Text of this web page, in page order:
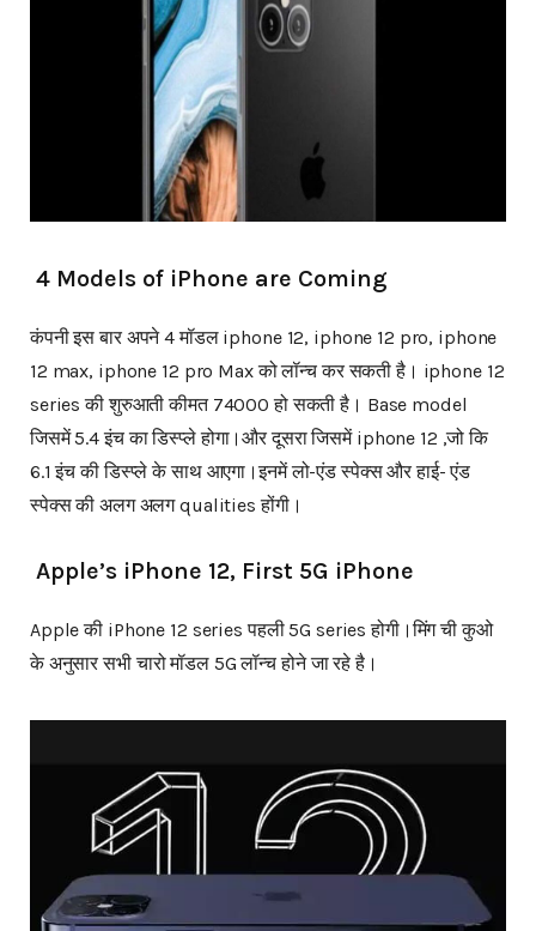
4 Models of iPhone are Coming
कंपनी इस बार अपने 4 मॉडल iphone 12, iphone 12 pro, iphone
12 max, iphone 12 pro Max को लॉन्च कर सकती है। iphone 12
series की शुरुआती कीमत 74000 हो सकती है। Base model
जिसमें 5.4 इंच का डिस्प्ले होगा।और दूसरा जिसमें iphone 12 ,जो कि
6.1 इंच की डिस्प्ले के साथ आएगा।इनमें लो-एंड स्पेक्स और हाई- एंड
स्पेक्स की अलग अलग qualities होंगी।
Apple’s iPhone 12, First 5G iPhone
Apple की iPhone 12 series पहली 5G series होगी।मिंग ची कुओ
के अनुसार सभी चारो मॉडल 5G लॉन्च होने जा रहे है।